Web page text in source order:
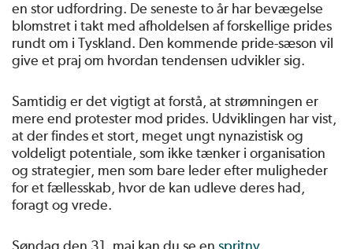
en stor udfordring. De seneste to år har bevægelse
blomstret i takt med afholdelsen af forskellige prides
rundt om i Tyskland. Den kommende pride-sæson vil
give et praj om hvordan tendensen udvikler sig.
Samtidig er det vigtigt at forstå, at strømningen er
mere end protester mod prides. Udviklingen har vist,
at der findes et stort, meget ungt nynazistisk og
voldeligt potentiale, som ikke tænker i organisation
og strategier, men som bare leder efter muligheder
for et fællesskab, hvor de kan udleve deres had,
foragt og vrede.
Søndag den 31. maj kan du se en spritny